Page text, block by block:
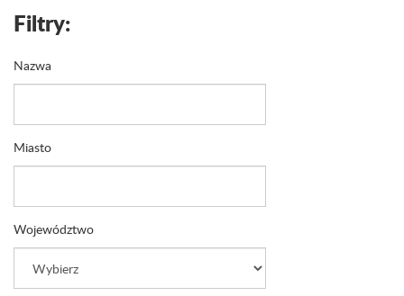
Filtry:
Nazwa
Miasto
Województwo